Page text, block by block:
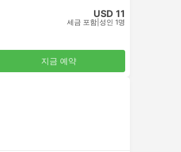
USD 11
세금 포함 성인 1명
지금 예약